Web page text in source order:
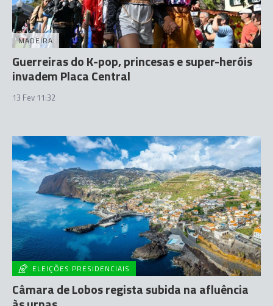
MADEIRA
Guerreiras do K-pop, princesas e super-heróis
invadem Placa Central
13 Fev 11:32
ELEIÇÕES PRESIDENCIAIS
Câmara de Lobos regista subida na afluência